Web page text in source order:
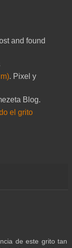
and found
. Pixel y
Blog.
el grito
de este grito tan